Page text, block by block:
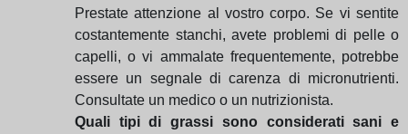
Prestate attenzione al vostro corpo. Se vi sentite
costantemente stanchi, avete problemi di pelle o
capelli, o vi ammalate frequentemente, potrebbe
essere un segnale di carenza di micronutrienti.
Consultate un medico o un nutrizionista.
Quali tipi di grassi sono considerati sani e